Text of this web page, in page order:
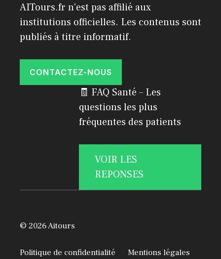
AITours.fr n'est pas affilié aux
institutions officielles. Les contenus sont
publiés à titre informatif.
CONTACTEZ-NOUS
🧾 FAQ Santé – Les
questions les plus
fréquentes des patients
VOIR LES
REPONSES
© 2026 Aitours
Politique de confidentialité
Mentions légales